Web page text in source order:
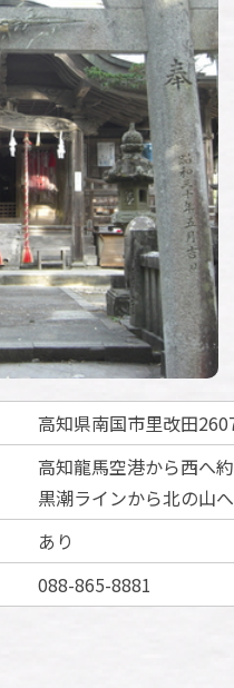
高知県南国市里改田
高知龍馬空港から西へ
黒潮ラインから北の山
あり
088-865-8881